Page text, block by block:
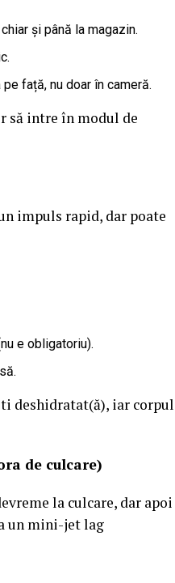
și până la magazin.
față, nu doar în cameră.
să intre în modul de
impuls rapid, dar poate
e obligatoriu).
deshidratat(ă), iar corpul
de culcare)
la culcare, dar apoi
un mini-jet lag